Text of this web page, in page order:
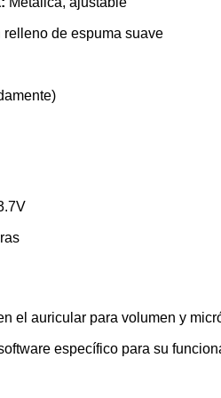
relleno de espuma suave
el auricular para volumen y
específico para su